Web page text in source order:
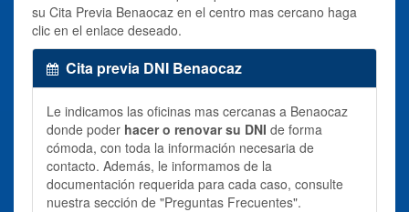
su Cita Previa Benaocaz en el centro mas cercano haga
clic en el enlace deseado.
Cita previa DNI Benaocaz
Le indicamos las oficinas mas cercanas a Benaocaz
donde poder hacer o renovar su DNI de forma
cómoda, con toda la información necesaria de
contacto. Además, le informamos de la
documentación requerida para cada caso, consulte
nuestra sección de "Preguntas Frecuentes".